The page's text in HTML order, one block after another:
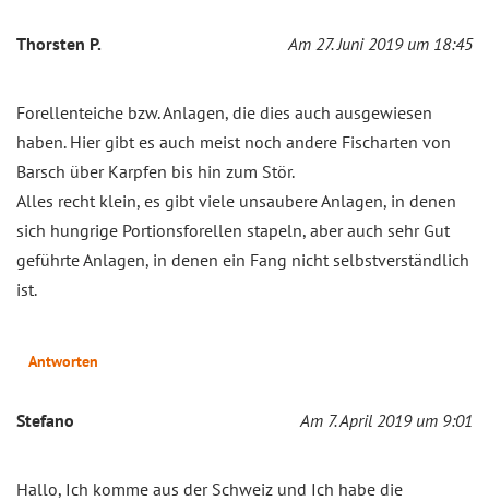
Thorsten P. Am 27. Juni 2019 um 18:45
Forellenteiche bzw. Anlagen, die dies auch ausgewiesen
haben. Hier gibt es auch meist noch andere Fischarten von
Barsch über Karpfen bis hin zum Stör.
Alles recht klein, es gibt viele unsaubere Anlagen, in denen
sich hungrige Portionsforellen stapeln, aber auch sehr Gut
geführte Anlagen, in denen ein Fang nicht selbstverständlich
ist.
Antworten
Stefano Am 7. April 2019 um 9:01
Hallo, Ich komme aus der Schweiz und Ich habe die